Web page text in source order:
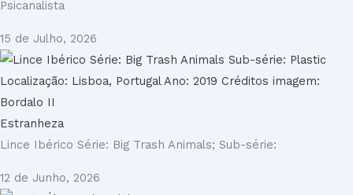
Psicanalista
15 de Julho, 2026
Estranheza
Lince Ibérico Série: Big Trash Animals; Sub-série:
12 de Junho, 2026